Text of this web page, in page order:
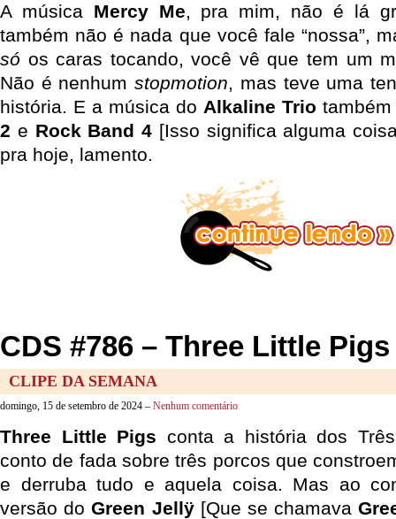
A música Mercy Me, pra mim, não é lá
também não é nada que você fale “nossa”,
só os caras tocando, você vê que tem um
Não é nenhumstopmotion, mas teve uma
história. E a música do Alkaline Trio
2 e Rock Band 4 [Isso significa alguma
pra hoje, lamento.
CDS #786 – Three Little
CLIPE DA SEMANA
domingo, 15 de setembro de 2024 – Nenhum comentário
Three Little Pigs conta a história dos
conto de fada sobre três porcos que
e derruba tudo e aquela coisa. Mas ao
versão doGreen Jellÿ[Que se chamava